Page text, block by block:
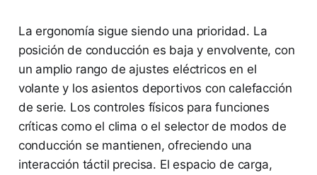
La ergonomía sigue siendo una prioridad. La
posición de conducción es baja y envolvente, con
un amplio rango de ajustes eléctricos en el
volante y los asientos deportivos con calefacción
de serie. Los controles físicos para funciones
críticas como el clima o el selector de modos de
conducción se mantienen, ofreciendo una
interacción táctil precisa. El espacio de carga,